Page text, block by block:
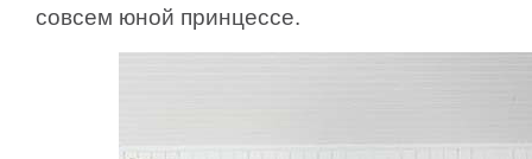
совсем юной принцессе.